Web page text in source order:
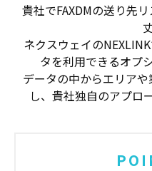
貴社でFAXDMの送り先
ネクスウェイの
タを利用できるオプ
データの中からエリア
し、貴社独自のアプロ